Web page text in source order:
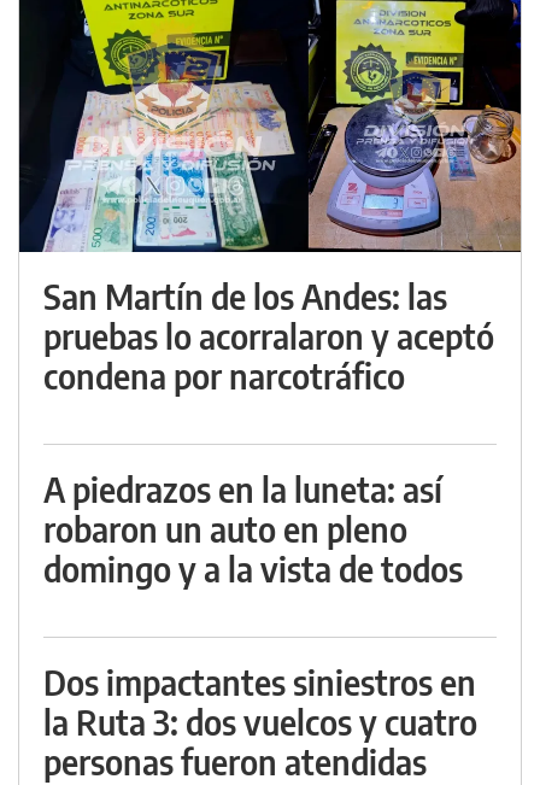
San Martín de los Andes: las
pruebas lo acorralaron y aceptó
condena por narcotráfico
A piedrazos en la luneta: así
robaron un auto en pleno
domingo y a la vista de todos
Dos impactantes siniestros en
la Ruta 3: dos vuelcos y cuatro
personas fueron atendidas